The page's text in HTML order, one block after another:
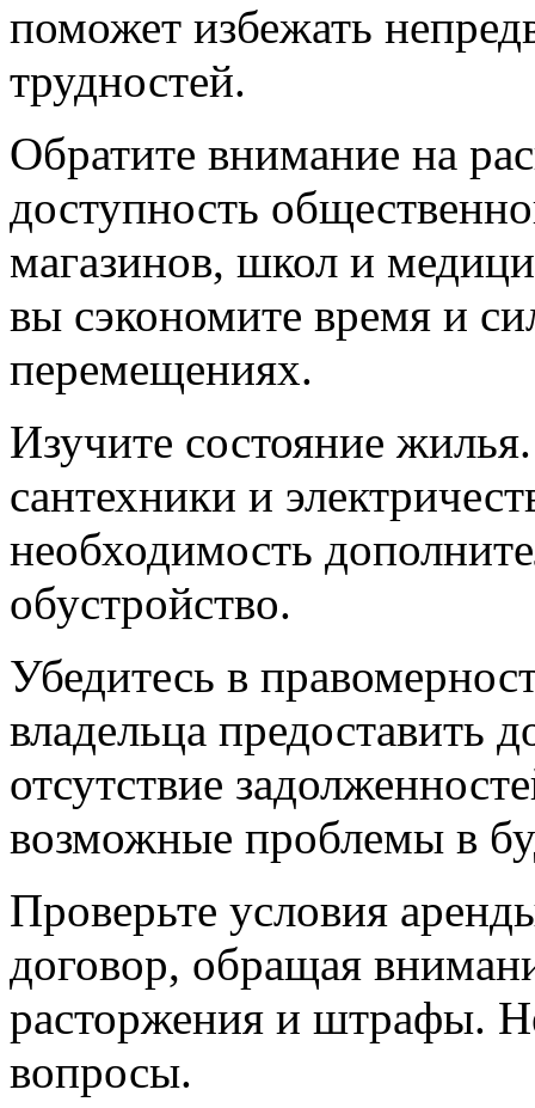
поможет избежать
трудностей.
Обратите внимание на
доступность
магазинов, школ и
вы сэкономите время и
перемещениях.
Изучите состояние
сантехники и
необходимость
обустройство.
Убедитесь в
владельца предоставить
отсутствие
возможные проблемы в
Проверьте условия
договор, обращая
расторжения и штрафы.
вопросы.